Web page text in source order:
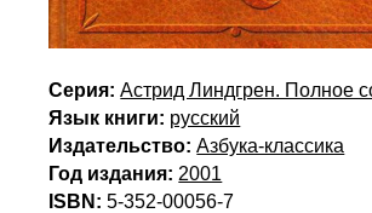
Серия: Астрид Линдгрен. Полное
Язык книги: русский
Издательство: Азбука-классика
Год издания: 2001
ISBN: 5-352-00056-7